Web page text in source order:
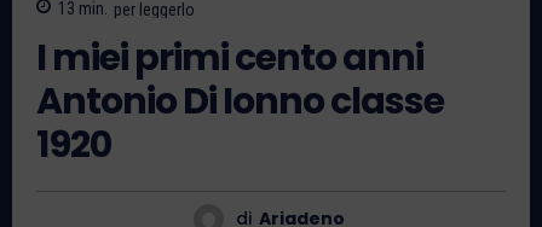
13 min. per leggerlo
I miei primi cento anni
Antonio Di Ionno classe
1920
di Ariadeno